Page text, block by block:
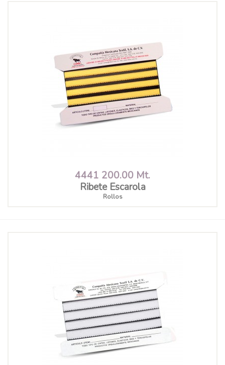
4441 200.00 Mt.
Ribete Escarola
Rollos